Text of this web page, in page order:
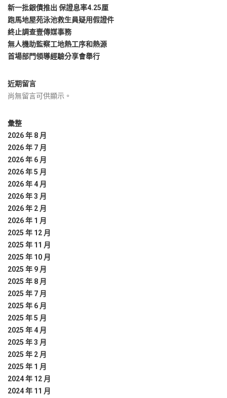
新一批銀債推出 保證息率4.25厘
跑馬地屋苑泳池救生員疑用假證件
終止調查壹傳媒事務
無人機助監察工地熱工序和熱源
首場部門領導經驗分享會舉行
近期留言
尚無留言可供顯示。
彙整
2026 年 8 月
2026 年 7 月
2026 年 6 月
2026 年 5 月
2026 年 4 月
2026 年 3 月
2026 年 2 月
2026 年 1 月
2025 年 12 月
2025 年 11 月
2025 年 10 月
2025 年 9 月
2025 年 8 月
2025 年 7 月
2025 年 6 月
2025 年 5 月
2025 年 4 月
2025 年 3 月
2025 年 2 月
2025 年 1 月
2024 年 12 月
2024 年 11 月